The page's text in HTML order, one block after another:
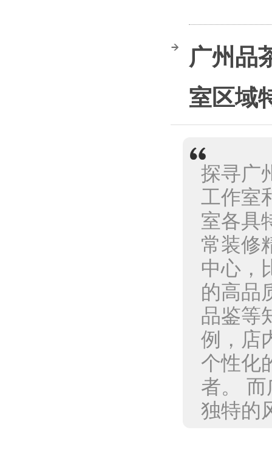
广州品
室区域
探寻广
工作室
室各具
常装修
中心，
的高品
品鉴等
例，店
个性化
者。
独特的